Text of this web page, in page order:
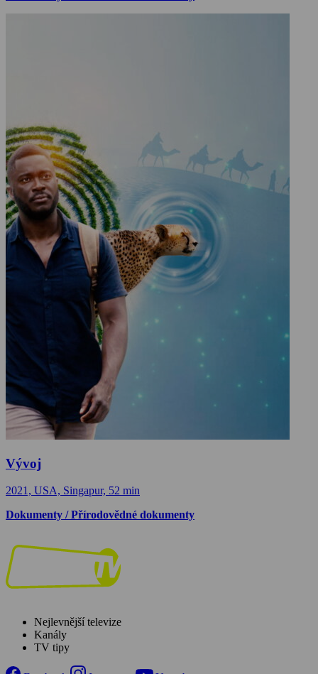
Vývoj
2021, USA, Singapur, 52 min
Dokumenty / Přírodovědné dokumenty
Nejlevnější televize
Kanály
TV tipy